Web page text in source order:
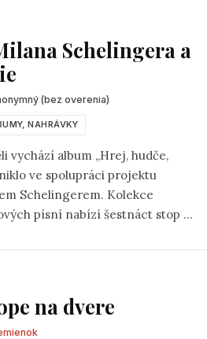
stále s novými pesničkami,
ktoré túto muziku už za
žánrom v Čechách.
Schelingera a
(bez overenia)
NAHRÁVKY
vychází album „Hrej, hudče,
ve spolupráci projektu
Schelingerem. Kolekce
písní nabízí šestnáct stop a
hudby jistě potěší
Primabalerína a klaun.
na dvere